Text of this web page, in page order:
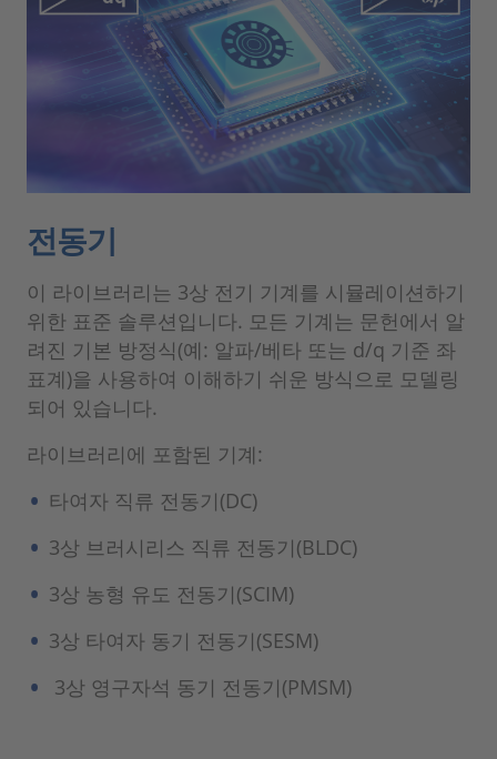
전동기
이 라이브러리는 3상 전기 기계를 시뮬레이션하기
위한 표준 솔루션입니다. 모든 기계는 문헌에서 알
려진 기본 방정식(예: 알파/베타 또는 d/q 기준 좌
표계)을 사용하여 이해하기 쉬운 방식으로 모델링
되어 있습니다.
라이브러리에 포함된 기계:
타여자 직류 전동기(DC)
3상 브러시리스 직류 전동기(BLDC)
3상 농형 유도 전동기(SCIM)
3상 타여자 동기 전동기(SESM)
3상 영구자석 동기 전동기(PMSM)